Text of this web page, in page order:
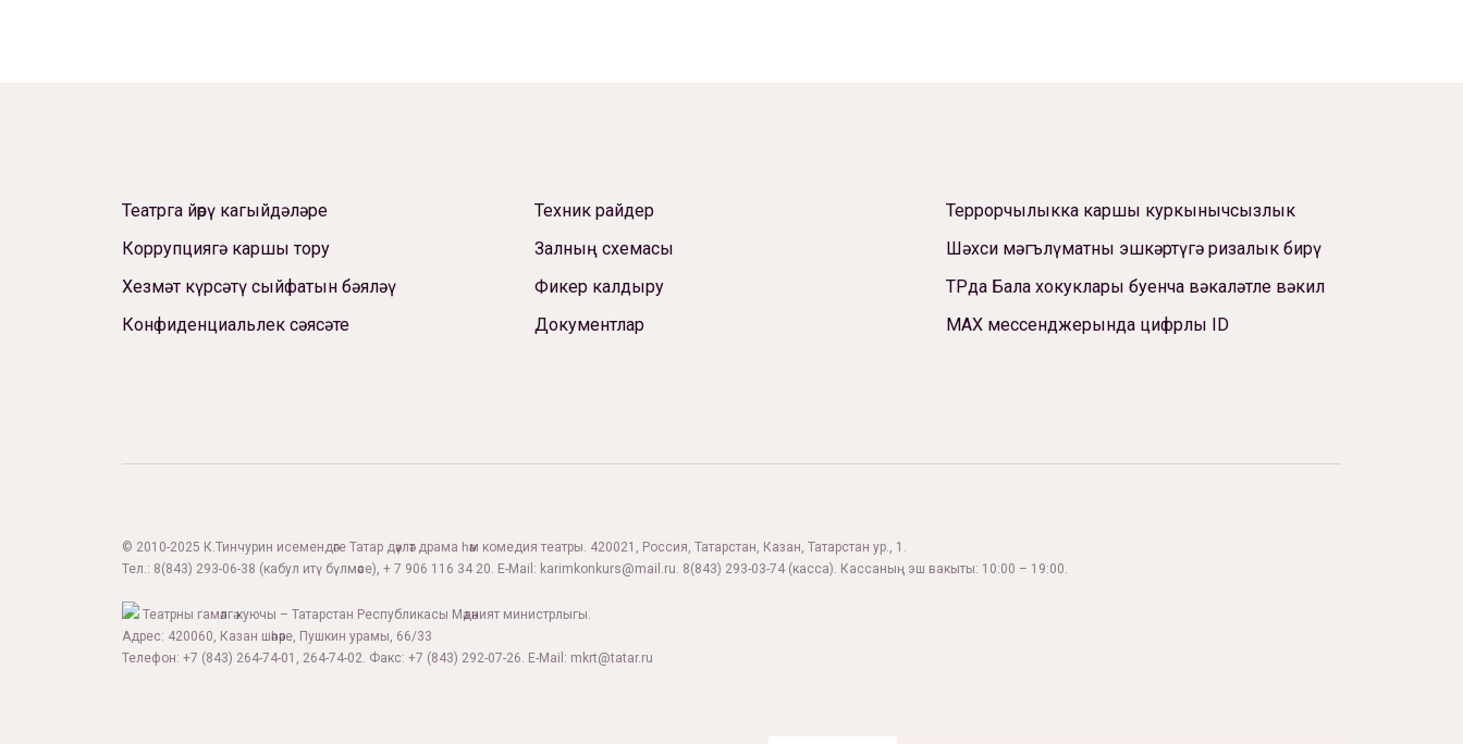
Театрга йөрү кагыйдәләре
Коррупциягә каршы тору
Хезмәт күрсәтү сыйфатын бәяләү
Конфиденциальлек сәясәте
Техник райдер
Залның схемасы
Фикер калдыру
Документлар
Террорчылыкка каршы куркынычсызлык
Шәхси мәгълүматны эшкәртүгә ризалык бирү
ТРда Бала хокуклары буенча вәкаләтле вәкил
МАХ мессенджерында цифрлы ID
© 2010-2025 К.Тинчурин исемендәге Татар дәүләт драма һәм комедия театры. 420021, Россия, Татарстан, Казан, Татарстан ур., 1.
Тел.: 8(843) 293-06-38 (кабул итү бүлмәсе), + 7 906 116 34 20. E-Mail: karimkonkurs@mail.ru. 8(843) 293-03-74 (касса). Кассаның эш вакыты: 10:00 – 19:00.
Театрны гамәлгә куючы – Татарстан Республикасы Мәдәният министрлыгы.
Адрес: 420060, Казан шәһәре, Пушкин урамы, 66/33
Телефон: +7 (843) 264-74-01, 264-74-02. Факс: +7 (843) 292-07-26. E-Mail: mkrt@tatar.ru